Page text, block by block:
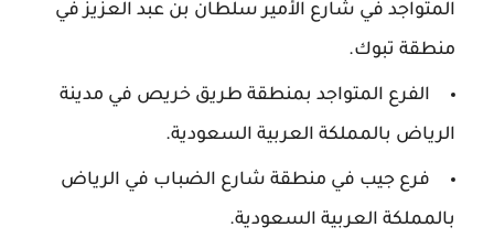
المتواجد في شارع الأمير سلطان بن عبد العزيز في
منطقة تبوك.
الفرع المتواجد بمنطقة طريق خريص في مدينة
الرياض بالمملكة العربية السعودية.
فرع جيب في منطقة شارع الضباب في الرياض
بالمملكة العربية السعودية.